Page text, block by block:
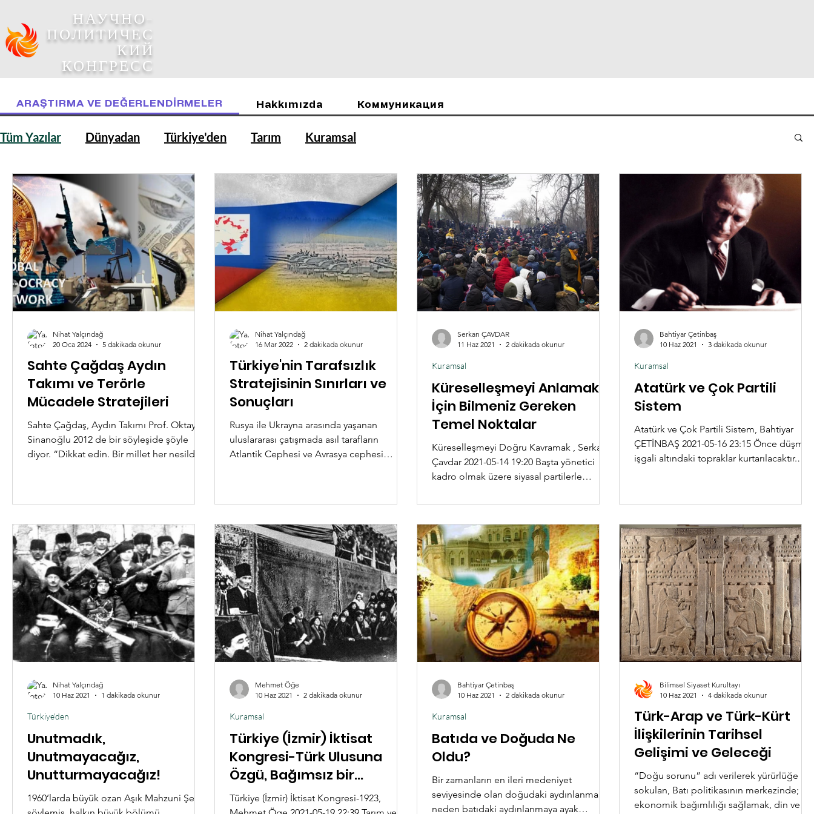
НАУЧНО-
ПОЛИТИЧЕС
КИЙ
КОНГРЕСС
Tüm Yazılar Dünyadan Türkiye'den Tarım Kuramsal
Sahte Çağdaş Aydın
Takımı ve Terörle
Mücadele Stratejileri
Sahte Çağdaş, Aydın Takımı Prof. Oktay
Sinanoğlu 2012 de bir söyleşide şöyle
diyor. “Dikkat edin. Bir millet her nesilde
hava atmak değildir. Çağdaşlık Moda’nın
arka sokaklarında köpek gezdirmek
değildir. Bizde böyle sahte çağdaş, aydın
sınıfı yetişmiştir. Bizde demeyelim her
sömürgede böyle sahte çağdaş, aydın
Nihat Yalçındağ
20 Oca 2024
5 dakikada okunur
Türkiye'nin Tarafsızlık
Stratejisinin Sınırları ve
Sonuçları
Rusya ile Ukrayna arasında yaşanan
uluslararası çatışmada asıl tarafların
Atlantik Cephesi ve Avrasya cephesi
cephesi arasında tarafsız kalması hem
doğru değildir hem de mümkün değildir.
Çünkü çatışmanın iki tarafı vardır. Bir
tarafta ABD ve Avrupa ülkeleri, yaygın
deyimiyle “BATI”, diğer tarafta başını Çin,
Rusya, Hindis
Nihat Yalçındağ
16 Mar 2022
2 dakikada okunur
Küreselleşmeyi Anlamak
İçin Bilmeniz Gereken
Temel Noktalar
Küreselleşmeyi Doğru Kavramak , Serkan
Çavdar 2021-05-14 19:20 Başta yönetici
kadro olmak üzere siyasal partilerle
dünya koşullarını, ülkesinin özelliklerini,
anlamak ve somut politikalar üretmek
zorundadır. Küreselleşmeye din açısından
bakıldığında ise az gelişmiş ülkelerde
görülen etnik ve dinsel ayrılıkların
siyasallaşması, kendiliğinden ortaya çıkan
doğal ve zorunlu bir olgu olmadığı, yara
Kuramsal
Serkan ÇAVDAR
11 Haz 2021
2 dakikada okunur
Atatürk ve Çok Partili
Sistem
Atatürk ve Çok Partili Sistem, Bahtiyar
ÇETİNBAŞ 2021-05-16 23:15 Önce düşman
işgali altındaki topraklar kurtarılacaktır.
Kuramsal
Bahtiyar Çetinbaş
10 Haz 2021
3 dakikada okunur
Unutmadık,
Unutmayacağız,
Unutturmayacağız!
1960’larda büyük ozan Aşık Mahzuni Şerif
Türkiye'den
Nihat Yalçındağ
10 Haz 2021
1 dakikada okunur
Türkiye (İzmir) İktisat
Kongresi-Türk Ulusuna
Özgü, Bağımsız bir
Ekonomik Model
Türkiye (İzmir) İktisat Kongresi-1923,
Kuramsal
Mehmet Öğe
10 Haz 2021
2 dakikada okunur
Batıda ve Doğuda Ne
Oldu?
Bir zamanların en ileri medeniyet
seviyesinde olan doğudaki aydınlanma
neden batıdaki aydınlanmaya ayak
Kuramsal
Bahtiyar Çetinbaş
10 Haz 2021
2 dakikada okunur
Türk-Arap ve Türk-Kürt
İlişkilerinin Tarihsel
Gelişimi ve Geleceği
“Doğu sorunu” adı verilerek yürürlüğe
sokulan, Batı politikasının merkezinde;
ekonomik bağımlılığı sağlamak, din ve
Bilimsel Siyaset Kurultayı
10 Haz 2021
4 dakikada okunur
ARAŞTIRMA VE DEĞERLENDİRMELER Hakkımızda Коммуникация